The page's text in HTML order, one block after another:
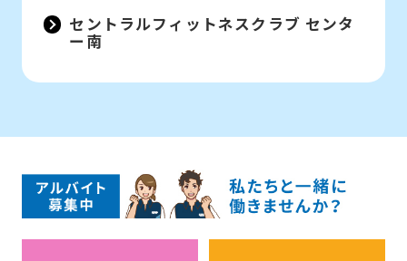
セントラルフィットネスクラブ センタ
ー南